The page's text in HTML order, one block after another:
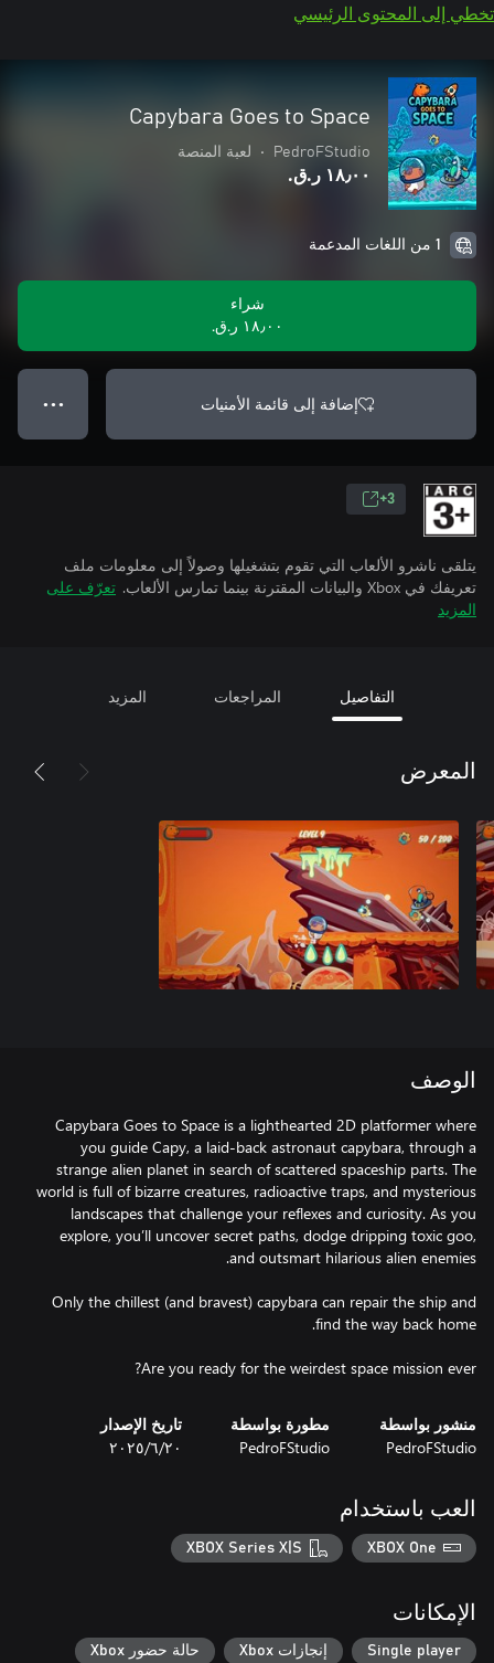
تخطي إلى المحتوى الرئيسي
Capybara Goes to Space
PedroFStudio
• لعبة المنصة
١٨٫٠٠ ر.ق.‏
1 من اللغات المدعمة
شراء
١٨٫٠٠ ر.ق.‏
إضافة إلى قائمة الأمنيات ● ● ●
3+
يتلقى ناشرو الألعاب التي تقوم بتشغيلها وصولاً إلى معلومات ملف
تعريفك في Xbox والبيانات المقترنة بينما تمارس الألعاب.
تعرّف على
المزيد
التفاصيل المراجعات المزيد
المعرض
الوصف
Capybara Goes to Space is a lighthearted 2D platformer where
you guide Capy, a laid-back astronaut capybara, through a
strange alien planet in search of scattered spaceship parts. The
world is full of bizarre creatures, radioactive traps, and mysterious
landscapes that challenge your reflexes and curiosity. As you
explore, you’ll uncover secret paths, dodge dripping toxic goo,
Only the chillest (and bravest) capybara can repair the ship and
Are you ready for the weirdest space mission ever?
منشور بواسطة
PedroFStudio
مطورة بواسطة
PedroFStudio
تاريخ الإصدار
٢٠‏/٦‏/٢٠٢٥
العب باستخدام
XBOX One
XBOX Series X|S
الإمكانات
Single player إنجازات Xbox حالة حضور Xbox